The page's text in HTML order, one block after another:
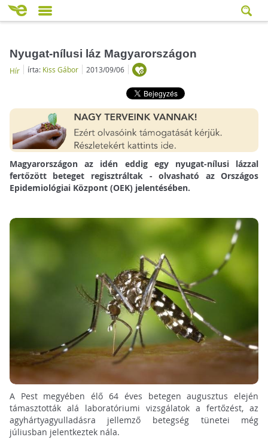
Nyugat-nílusi láz Magyarországon
Hír írta: Kiss Gábor 2013/09/06
Magyarországon az idén eddig egy nyugat-nílusi lázzal
fertőzött beteget regisztráltak - olvasható az Országos
Epidemiológiai Központ (OEK) jelentésében.
A Pest megyében élő 64 éves betegen augusztus elején
támasztották alá laboratóriumi vizsgálatok a fertőzést, az
agyhártyagyulladásra jellemző betegség tünetei még
júliusban jelentkeztek nála.